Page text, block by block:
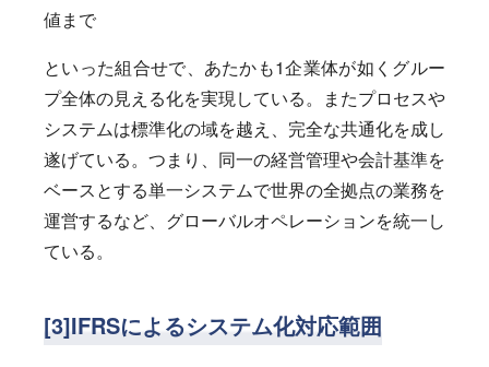
値まで
といった組合せで、あたかも1企業体が如くグルー
プ全体の見える化を実現している。またプロセスや
システムは標準化の域を越え、完全な共通化を成し
遂げている。つまり、同一の経営管理や会計基準を
ベースとする単一システムで世界の全拠点の業務を
運営するなど、グローバルオペレーションを統一し
ている。
[3]IFRSによるシステム化対応範囲